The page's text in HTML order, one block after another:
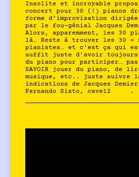
Insolite et incroyable
concert pour 30 (!) pianos
forme d’improvisation dirigée
par le fou-génial Jacques
Alors, apparemment, les 30
là… Reste à trouver les 30 «
pianistes… et c’est ça qui
suffit juste d’avoir toujours
du piano pour participer… pas
SAVOIR jouer du piano, de
musique, etc.. juste suivre
indications de Jacques
Fernando Sixto, cave12
.